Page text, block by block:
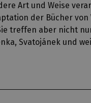
Art und Weise
der Bücher
treffen aber nicht
Svatojánek und